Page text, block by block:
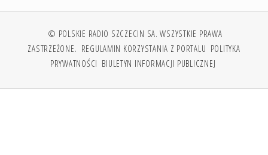
© POLSKIE RADIO SZCZECIN SA. WSZYSTKIE PRAWA
ZASTRZEŻONE. REGULAMIN KORZYSTANIA Z PORTALU POLITYKA
PRYWATNOŚCI BIULETYN INFORMACJI PUBLICZNEJ